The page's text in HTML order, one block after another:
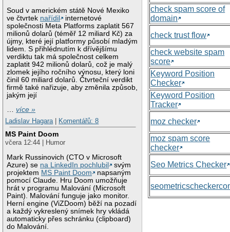
Soud v americkém státě Nové Mexiko
ve čtvrtek nařídil
internetové
společnosti Meta Platforms zaplatit 567
milionů dolarů (téměř 12 miliard Kč) za
újmy, které její platformy působí mladým
lidem. S přihlédnutím k dřívějšímu
verdiktu tak má společnost celkem
zaplatit 942 milionů dolarů, což je malý
zlomek jejího ročního výnosu, který loni
činil 60 miliard dolarů. Čtvrteční verdikt
firmě také nařizuje, aby změnila způsob,
jakým její
…více »
Ladislav Hagara
Komentářů: 8
MS Paint Doom
včera 12:44 | Humor
Mark Russinovich (CTO v Microsoft
Azure) se na LinkedIn pochlubil
svým
projektem MS Paint Doom
napsaným
pomocí Claude. Hru Doom umožňuje
hrát v programu Malování (Microsoft
Paint). Malování funguje jako monitor.
Herní engine (ViZDoom) běží na pozadí
a každý vykreslený snímek hry vkládá
automaticky přes schránku (clipboard)
do Malování.
check spam score of
domain
check trust flow
check website spam
score
Keyword Position
Checker
Keyword Position
Tracker
moz checker
moz spam score
checker
Seo Metrics Checker